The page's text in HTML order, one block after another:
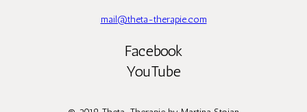
mail@theta-therapie.com
Facebook
YouTube